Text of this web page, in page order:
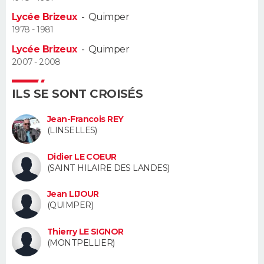
Alimentation
Guide de la santé
Maladies
Médicaments
Sommeil
VOYAGE
Destinations
City break
Voyage nature
Voyage de noces
Forum
Climat
+
PHOTO
GUIDES D'ACHAT
CARTE DE VOEUX
Carte de Noël
Carte Bonne année
Carte Saint-Valentin
Carte Pâques
Carte d'anniversaire
DICTIONNAIRE
Dictionnaire
Biographies
Citations
Expressions
Proverbes
PROGRAMME TV
COPAINS D'AVANT
S'inscrire
Se connecter
Lycées
Collèges
Primaires
Universités
Entreprises
Service militaire
Avis de recherche
AVIS DE DÉCÈS
Lycée Brizeux- Quimper
1978 - 1981
Lycée Brizeux- Quimper
2007 - 2008
ILS SE SONT CROISÉS
Jean-Francois REY
(LINSELLES)
Didier LE COEUR
(SAINT HILAIRE DES LANDES)
Jean LIJOUR
(QUIMPER)
Thierry LE SIGNOR
(MONTPELLIER)